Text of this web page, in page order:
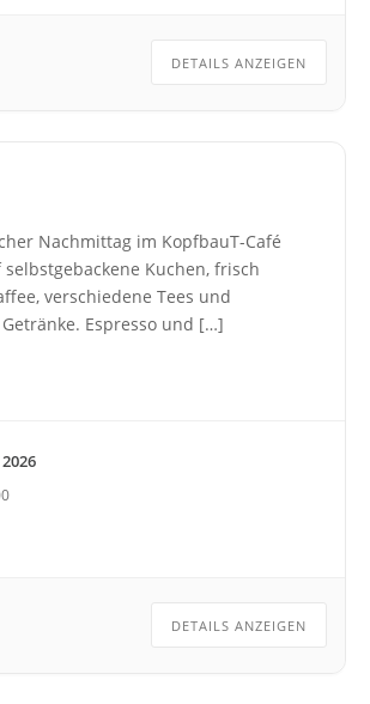
DETAILS ANZEIGEN
Nachmittag im KopfbauT-Café
Kuchen, frisch
verschiedene Tees und
Espresso und […]
DETAILS ANZEIGEN